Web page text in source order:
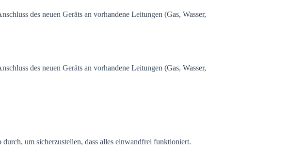
des neuen Geräts an vorhandene Leitungen (Gas, Wasser,
des neuen Geräts an vorhandene Leitungen (Gas, Wasser,
um sicherzustellen, dass alles einwandfrei funktioniert.